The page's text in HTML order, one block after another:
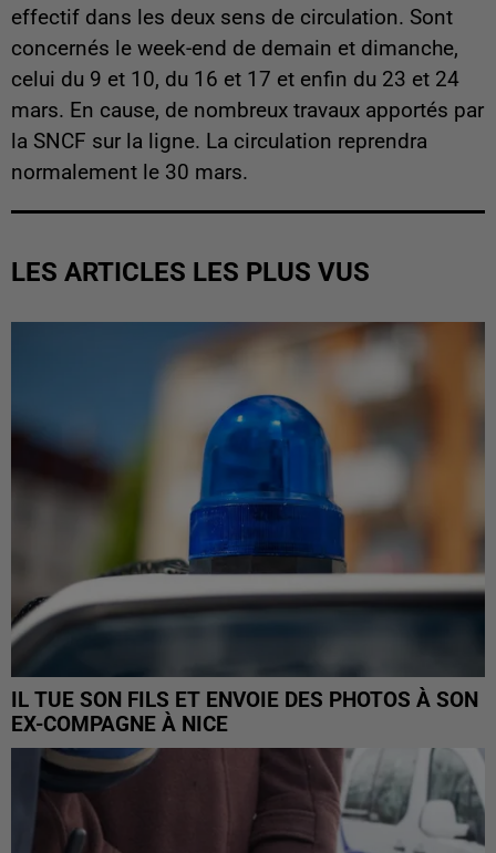
effectif dans les deux sens de circulation. Sont
concernés le week-end de demain et dimanche,
celui du 9 et 10, du 16 et 17 et enfin du 23 et 24
mars. En cause, de nombreux travaux apportés par
la SNCF sur la ligne. La circulation reprendra
normalement le 30 mars.
LES ARTICLES LES PLUS VUS
IL TUE SON FILS ET ENVOIE DES PHOTOS À SON
EX-COMPAGNE À NICE